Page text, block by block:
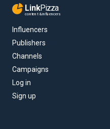
LinkPizza
content & influencers
Influencers
Publishers
Channels
Campaigns
Log in
Sign up